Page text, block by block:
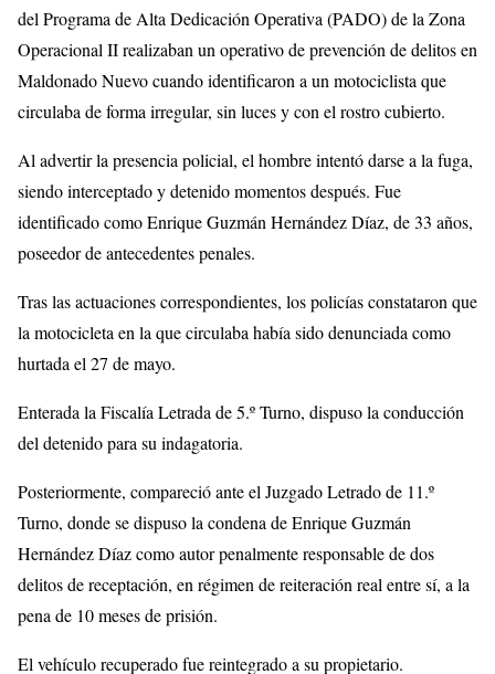
del Programa de Alta Dedicación Operativa (PADO) de la Zona
Operacional II realizaban un operativo de prevención de delitos en
Maldonado Nuevo cuando identificaron a un motociclista que
circulaba de forma irregular, sin luces y con el rostro cubierto.
Al advertir la presencia policial, el hombre intentó darse a la fuga,
siendo interceptado y detenido momentos después. Fue
identificado como Enrique Guzmán Hernández Díaz, de 33 años,
poseedor de antecedentes penales.
Tras las actuaciones correspondientes, los policías constataron que
la motocicleta en la que circulaba había sido denunciada como
hurtada el 27 de mayo.
Enterada la Fiscalía Letrada de 5.º Turno, dispuso la conducción
del detenido para su indagatoria.
Posteriormente, compareció ante el Juzgado Letrado de 11.º
Turno, donde se dispuso la condena de Enrique Guzmán
Hernández Díaz como autor penalmente responsable de dos
delitos de receptación, en régimen de reiteración real entre sí, a la
pena de 10 meses de prisión.
El vehículo recuperado fue reintegrado a su propietario.